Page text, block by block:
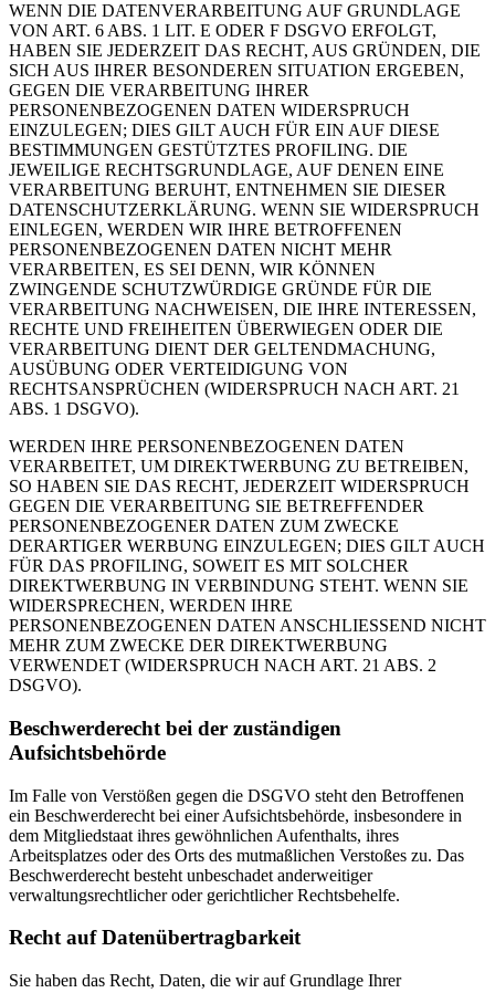
WENN DIE DATENVERARBEITUNG AUF GRUNDLAGE
VON ART. 6 ABS. 1 LIT. E ODER F DSGVO ERFOLGT,
HABEN SIE JEDERZEIT DAS RECHT, AUS GRÜNDEN, DIE
SICH AUS IHRER BESONDEREN SITUATION ERGEBEN,
GEGEN DIE VERARBEITUNG IHRER
PERSONENBEZOGENEN DATEN WIDERSPRUCH
EINZULEGEN; DIES GILT AUCH FÜR EIN AUF DIESE
BESTIMMUNGEN GESTÜTZTES PROFILING. DIE
JEWEILIGE RECHTSGRUNDLAGE, AUF DENEN EINE
VERARBEITUNG BERUHT, ENTNEHMEN SIE DIESER
DATENSCHUTZERKLÄRUNG. WENN SIE WIDERSPRUCH
EINLEGEN, WERDEN WIR IHRE BETROFFENEN
PERSONENBEZOGENEN DATEN NICHT MEHR
VERARBEITEN, ES SEI DENN, WIR KÖNNEN
ZWINGENDE SCHUTZWÜRDIGE GRÜNDE FÜR DIE
VERARBEITUNG NACHWEISEN, DIE IHRE INTERESSEN,
RECHTE UND FREIHEITEN ÜBERWIEGEN ODER DIE
VERARBEITUNG DIENT DER GELTENDMACHUNG,
AUSÜBUNG ODER VERTEIDIGUNG VON
RECHTSANSPRÜCHEN (WIDERSPRUCH NACH ART. 21
ABS. 1 DSGVO).
WERDEN IHRE PERSONENBEZOGENEN DATEN
VERARBEITET, UM DIREKTWERBUNG ZU BETREIBEN,
SO HABEN SIE DAS RECHT, JEDERZEIT WIDERSPRUCH
GEGEN DIE VERARBEITUNG SIE BETREFFENDER
PERSONENBEZOGENER DATEN ZUM ZWECKE
DERARTIGER WERBUNG EINZULEGEN; DIES GILT AUCH
FÜR DAS PROFILING, SOWEIT ES MIT SOLCHER
DIREKTWERBUNG IN VERBINDUNG STEHT. WENN SIE
WIDERSPRECHEN, WERDEN IHRE
PERSONENBEZOGENEN DATEN ANSCHLIESSEND NICHT
MEHR ZUM ZWECKE DER DIREKTWERBUNG
VERWENDET (WIDERSPRUCH NACH ART. 21 ABS. 2
DSGVO).
Beschwerderecht bei der zuständigen
Aufsichtsbehörde
Im Falle von Verstößen gegen die DSGVO steht den Betroffenen
ein Beschwerderecht bei einer Aufsichtsbehörde, insbesondere in
dem Mitgliedstaat ihres gewöhnlichen Aufenthalts, ihres
Arbeitsplatzes oder des Orts des mutmaßlichen Verstoßes zu. Das
Beschwerderecht besteht unbeschadet anderweitiger
verwaltungsrechtlicher oder gerichtlicher Rechtsbehelfe.
Recht auf Datenübertragbarkeit
Sie haben das Recht, Daten, die wir auf Grundlage Ihrer